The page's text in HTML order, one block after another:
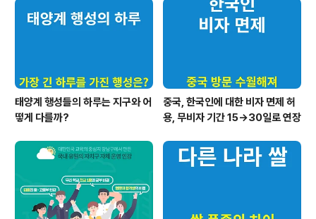
태양계 행성들의 하루는 지구와 어
떻게 다를까?
중국, 한국인에 대한 비자 면제 허
용, 무비자 기간 15→30일로 연장